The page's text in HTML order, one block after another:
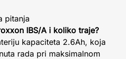
pitanja
IBS/A i koliko traje?
kapaciteta 2.6Ah, koja
rada pri maksimalnom